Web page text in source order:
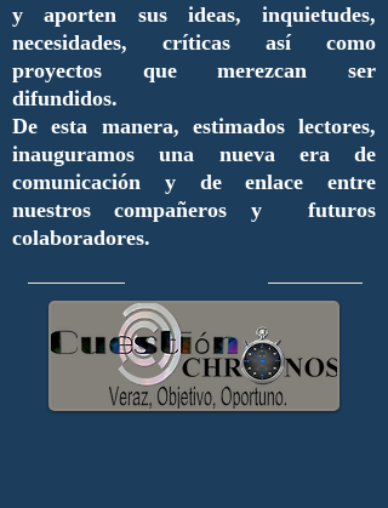
y aporten sus ideas, inquietudes,
necesidades, críticas así como
proyectos que merezcan ser
difundidos.
De esta manera, estimados lectores,
inauguramos una nueva era de
comunicación y de enlace entre
nuestros compañeros y futuros
colaboradores.